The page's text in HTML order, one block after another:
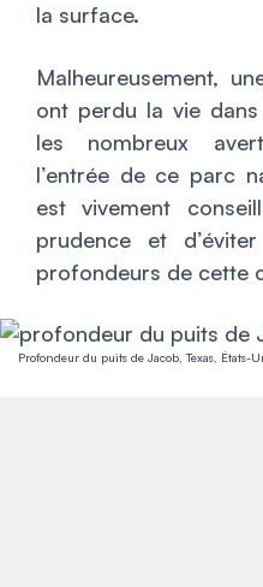
la surface.
Malheureusement,
ont perdu la vie
les nombreux
l’entrée de ce parc
est vivement
prudence et
profondeurs de cette
Profondeur du puits de Jacob, Texas, États-